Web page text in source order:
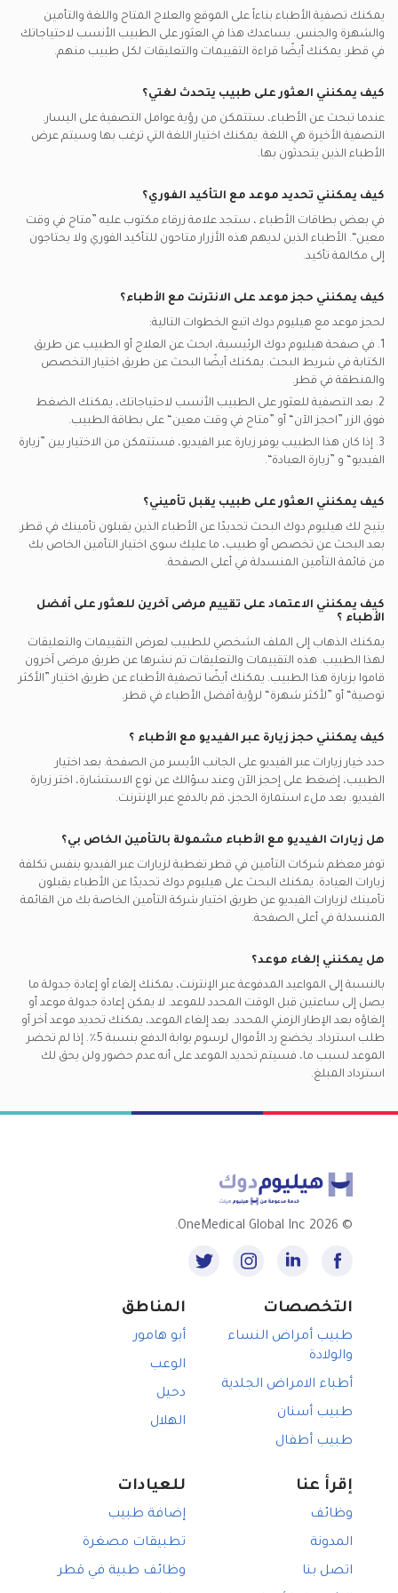
أفضل اطباء الأطفال في الدوحة
أفضل أطباء القلب في الدوحة
أفضل أخصائيين أمراض الصدر في الدوحة
اطباء جلدية في مركز النسيم الطبي, الريان
اطباء جلدية في مركز الدكتور وليد ابو حلاوة الطبي, السلطة الجديدة
اطباء جلدية في رويال ميديكال سنتر, الغرافة
أمراض الجلد, الدوحة
فرط تصبغ الجلد, الدوحة
أمراض الأظافر, الدوحة
ازالة الثالول, الدوحة
حساسية الجلد, الدوحة
تنظيف الوجه, الدوحة
سايكو يدعم تأمين اطباء جلدية
غلوب مد قطر يدعم تأمين اطباء جلدية
سيب يدعم تأمين اطباء جلدية
غلوب مد يدعم تأمين اطباء جلدية
ناس يدعم تأمين اطباء جلدية
أتنا يدعم تأمين اطباء جلدية
نيورون يدعم تأمين اطباء جلدية
بوبا يدعم تأمين اطباء جلدية
مكالمات الفيديو مع اطباء نفسيين
مكالمات الفيديو مع جراحيي
مكالمات الفيديو مع اطباء باطنية
يمكنك تصفية الأطباء بناءاً على الموقع والعلاج المتاح واللغة والتأمين
والشهرة والجنس. يساعدك هذا في العثور على الطبيب الأنسب لاحتياجاتك
في قطر. يمكنك أيضًا قراءة التقييمات والتعليقات لكل طبيب منهم.
كيف يمكنني العثور على طبيب يتحدث لغتي؟
عندما تبحث عن الأطباء، ستتمكن من رؤية عوامل التصفية على اليسار.
التصفية الأخيرة هي اللغة. يمكنك اختيار اللغة التي ترغب بها وسيتم عرض
الأطباء الذين يتحدثون بها.
كيف يمكنني تحديد موعد مع التأكيد الفوري؟
في بعض بطاقات الأطباء ، ستجد علامة زرقاء مكتوب عليه ”متاح في وقت
معين“. الأطباء الذين لديهم هذه الأزرار متاحون للتأكيد الفوري ولا يحتاجون
إلى مكالمة تأكيد.
كيف يمكنني حجز موعد على الانترنت مع الأطباء؟
لحجز موعد مع هيليوم دوك اتبع الخطوات التالية:
1. في صفحة هيليوم دوك الرئيسية، ابحث عن العلاج أو الطبيب عن طريق
الكتابة في شريط البحث. يمكنك أيضًا البحث عن طريق اختيار التخصص
والمنطقة في قطر.
2. بعد التصفية للعثور على الطبيب الأنسب لاحتياجاتك، يمكنك الضغط
فوق الزر ”احجز الآن“ أو ”متاح في وقت معين“ على بطاقة الطبيب.
3. إذا كان هذا الطبيب يوفر زيارة عبر الفيديو، فستتمكن من الاختيار بين ”زيارة
الفيديو“ و ”زيارة العيادة“.
كيف يمكنني العثور على طبيب يقبل تأميني؟
يتيح لك هيليوم دوك البحث تحديدًا عن الأطباء الذين يقبلون تأمينك في قطر.
بعد البحث عن تخصص أو طبيب، ما عليك سوى اختيار التأمين الخاص بك
من قائمة التأمين المنسدلة في أعلى الصفحة.
كيف يمكنني الاعتماد على تقييم مرضى آخرين للعثور على أفضل
الأطباء ؟
يمكنك الذهاب إلى الملف الشخصي للطبيب لعرض التقييمات والتعليقات
لهذا الطبيب. هذه التقييمات والتعليقات تم نشرها عن طريق مرضى آخرون
قاموا بزيارة هذا الطبيب. يمكنك أيضًا تصفية الأطباء عن طريق اختيار ”الأكثر
توصية“ أو ”لأكثر شهرة“ لرؤية أفضل الأطباء في قطر.
كيف يمكنني حجز زيارة عبر الفيديو مع الأطباء ؟
حدد خيار زيارات عبر الفيديو على الجانب الأيسر من الصفحة. بعد اختيار
الطبيب، إضغط على إحجز الآن وعند سؤالك عن نوع الاستشارة، اختر زيارة
الفيديو. بعد ملء استمارة الحجز، قم بالدفع عبر الإنترنت.
هل زيارات الفيديو مع الأطباء مشمولة بالتأمين الخاص بي؟
توفر معظم شركات التأمين في قطر تغطية لزيارات عبر الفيديو بنفس تكلفة
زيارات العيادة. يمكنك البحث على هيليوم دوك تحديدًا عن الأطباء يقبلون
تأمينك لزيارات الفيديو عن طريق اختيار شركة التأمين الخاصة بك من القائمة
المنسدلة في أعلى الصفحة.
هل يمكنني إلغاء موعد؟
بالنسبة إلى المواعيد المدفوعة عبر الإنترنت، يمكنك إلغاء أو إعادة جدولة ما
يصل إلى ساعتين قبل الوقت المحدد للموعد. لا يمكن إعادة جدولة موعد أو
إلغاؤه بعد الإطار الزمني المحدد. بعد إلغاء الموعد، يمكنك تحديد موعد آخر أو
طلب استرداد. يخضع رد الأموال لرسوم بوابة الدفع بنسبة 5٪. إذا لم تحضر
الموعد لسبب ما، فسيتم تحديد الموعد على أنه عدم حضور ولن يحق لك
استرداد المبلغ.
©
2026 OneMedical Global Inc.
التخصصات
طبيب أمراض النساء
والولادة
أطباء الامراض الجلدية
طبيب أسنان
طبيب أطفال
المناطق
أبو هامور
الوعب
دحيل
الهلال
إقرأ عنا
وظائف
المدونة
اتصل بنا
للعيادات
إضافة طبيب
تطبيقات مصغرة
وظائف طبية في قطر